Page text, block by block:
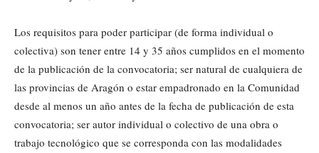
Los requisitos para poder participar (de forma individual o
colectiva) son tener entre 14 y 35 años cumplidos en el momento
de la publicación de la convocatoria; ser natural de cualquiera de
las provincias de Aragón o estar empadronado en la Comunidad
desde al menos un año antes de la fecha de publicación de esta
convocatoria; ser autor individual o colectivo de una obra o
trabajo tecnológico que se corresponda con las modalidades